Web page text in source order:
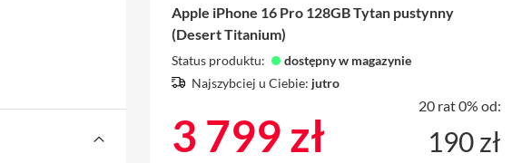
Apple iPhone 16 Pro 128GB Tytan pustynny
(Desert Titanium)
Status produktu:
dostępny w magazynie
Najszybciej u Ciebie: jutro
3 799 zł
20 rat 0% od:
190 zł